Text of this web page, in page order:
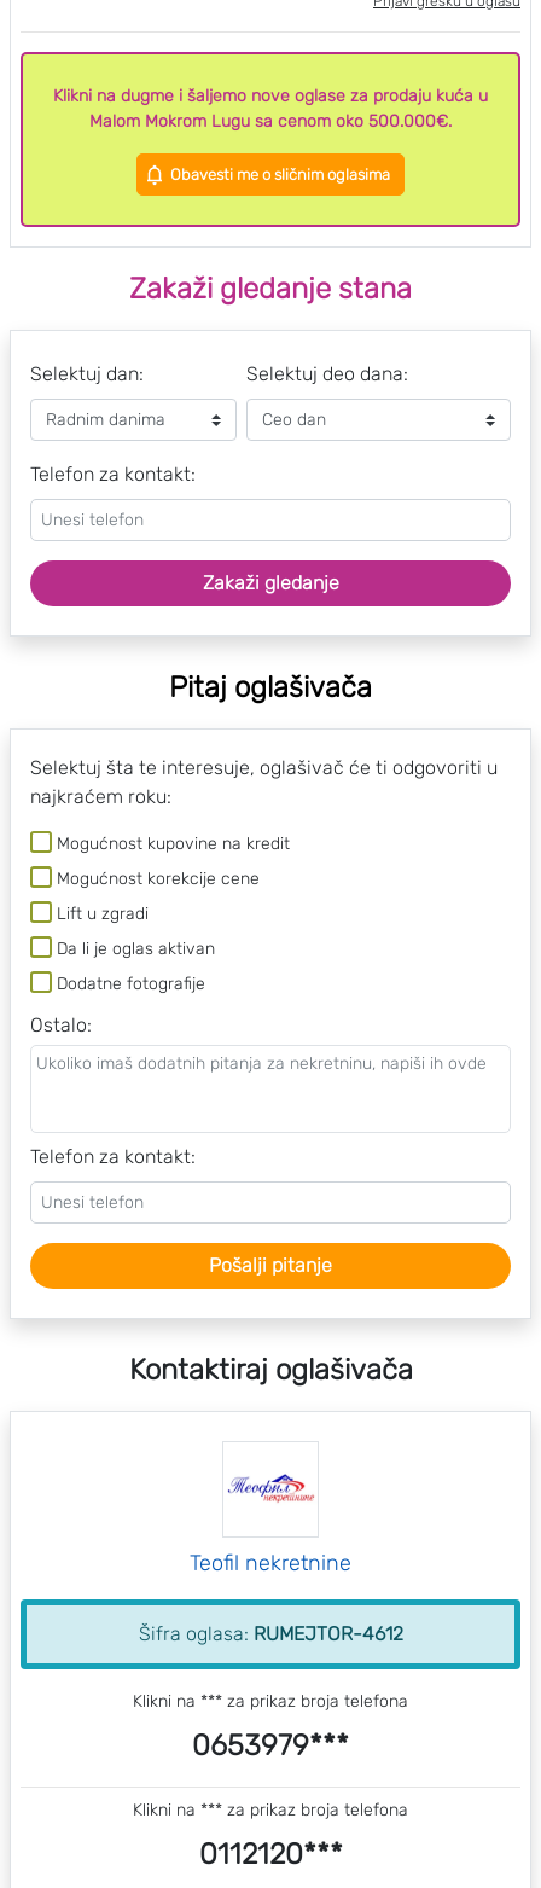
Klikni na dugme i šaljemo nove oglase za prodaju kuća u
Malom Mokrom Lugu sa cenom oko 500.000€.
Obavesti me o sličnim oglasima
Zakaži gledanje stana
Selektuj dan: Selektuj deo dana:
Telefon za kontakt:
Zakaži gledanje
Pitaj oglašivača
Selektuj šta te interesuje, oglašivač će ti odgovoriti u
najkraćem roku:
Mogućnost kupovine na kredit
Mogućnost korekcije cene
Lift u zgradi
Da li je oglas aktivan
Dodatne fotografije
Ostalo:
Telefon za kontakt:
Pošalji pitanje
Kontaktiraj oglašivača
Teofil nekretnine
Šifra oglasa: RUMEJTOR-4612
Klikni na *** za prikaz broja telefona
0653979***
Klikni na *** za prikaz broja telefona
0112120***